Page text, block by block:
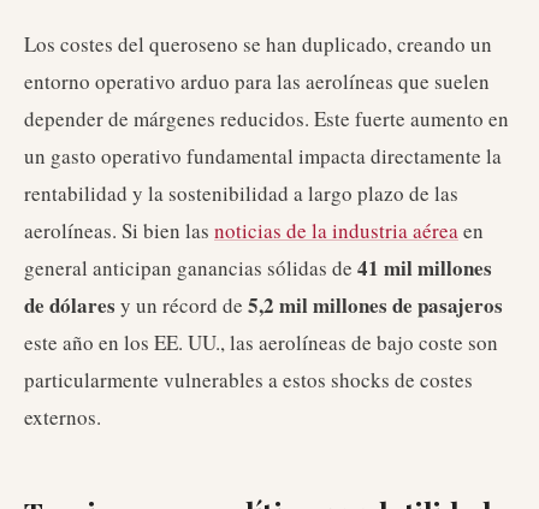
Los costes del queroseno se han duplicado, creando un
entorno operativo arduo para las aerolíneas que suelen
depender de márgenes reducidos. Este fuerte aumento en
un gasto operativo fundamental impacta directamente la
rentabilidad y la sostenibilidad a largo plazo de las
aerolíneas. Si bien las noticias de la industria aéreaen
general anticipan ganancias sólidas de 41 mil millones
de dólares y un récord de 5,2 mil millones de pasajeros
este año en los EE. UU., las aerolíneas de bajo coste son
particularmente vulnerables a estos shocks de costes
externos.